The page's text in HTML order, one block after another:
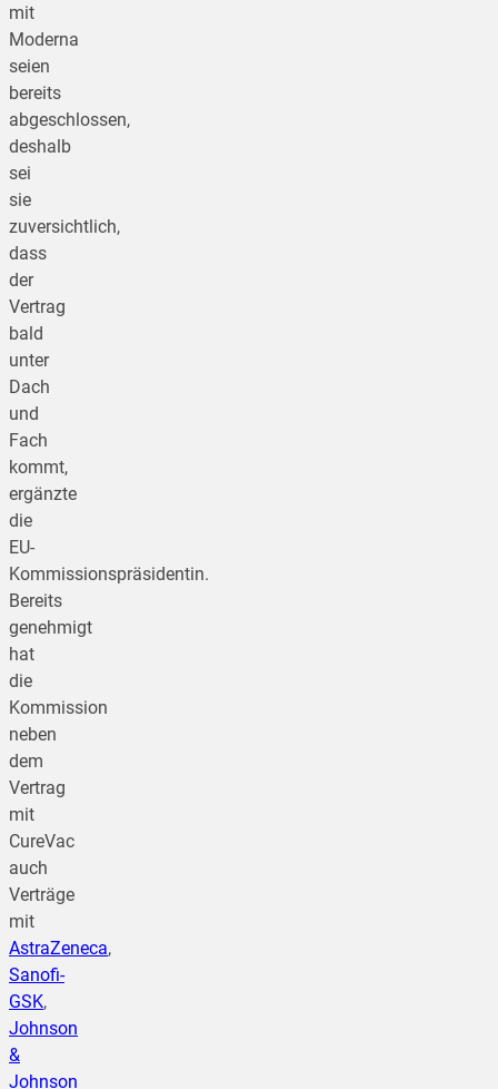
mit
Moderna
seien
bereits
abgeschlossen,
deshalb
sei
sie
zuversichtlich,
dass
der
Vertrag
bald
unter
Dach
und
Fach
kommt,
ergänzte
die
EU-
Kommissionspräsidentin.
Bereits
genehmigt
hat
die
Kommission
neben
dem
Vertrag
mit
CureVac
auch
Verträge
mit
AstraZeneca,
Sanofi-
GSK,
Johnson
&
Johnson